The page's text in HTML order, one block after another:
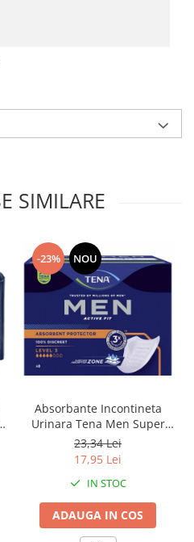
SIMILARE
-23% NOU
Absorbante Incontineta
Urinara Tena Men Super
Level 3, 8 bucati
23,34 Lei
17,95 Lei
IN STOC
ADAUGA IN COS